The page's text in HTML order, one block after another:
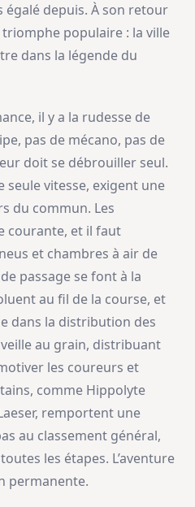
égalé depuis. À son retour
triomphe populaire : la ville
dans la légende du
il y a la rudesse de
pas de mécano, pas de
doit se débrouiller seul.
seule vitesse, exigent une
du commun. Les
courante, et il faut
et chambres à air de
passage se font à la
au fil de la course, et
dans la distribution des
veille au grain, distribuant
les coureurs et
comme Hippolyte
remportent une
au classement général,
les étapes. L’aventure
permanente.